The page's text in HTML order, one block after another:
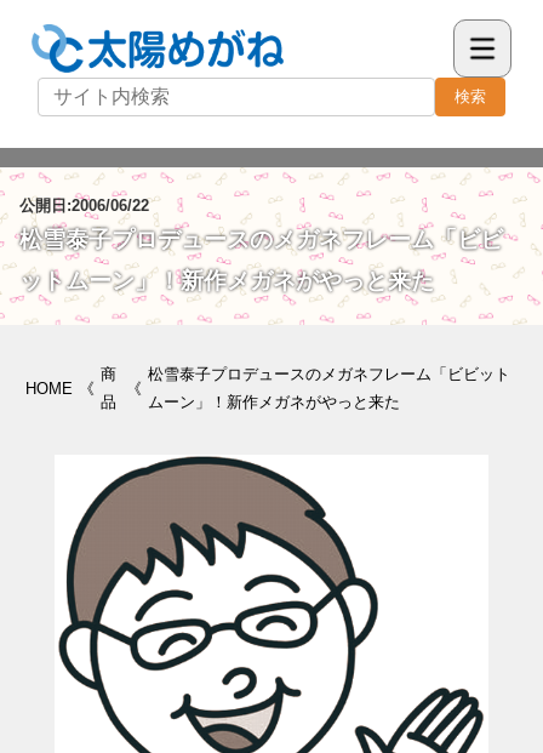
検索
公開日:2006/06/22
松雪泰子プロデュースのメガネフレーム「ビビ
ットムーン」！新作メガネがやっと来た
HOME 《
商
品
《
松雪泰子プロデュースのメガネフレーム「ビビット
ムーン」！新作メガネがやっと来た